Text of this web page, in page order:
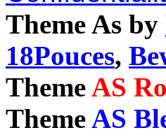
Theme As by
18Pouces,
ThemeAS
ThemeAS